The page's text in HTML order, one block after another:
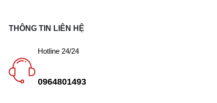
THÔNG TIN LIÊN HỆ
Hotline 24/24
0964801493